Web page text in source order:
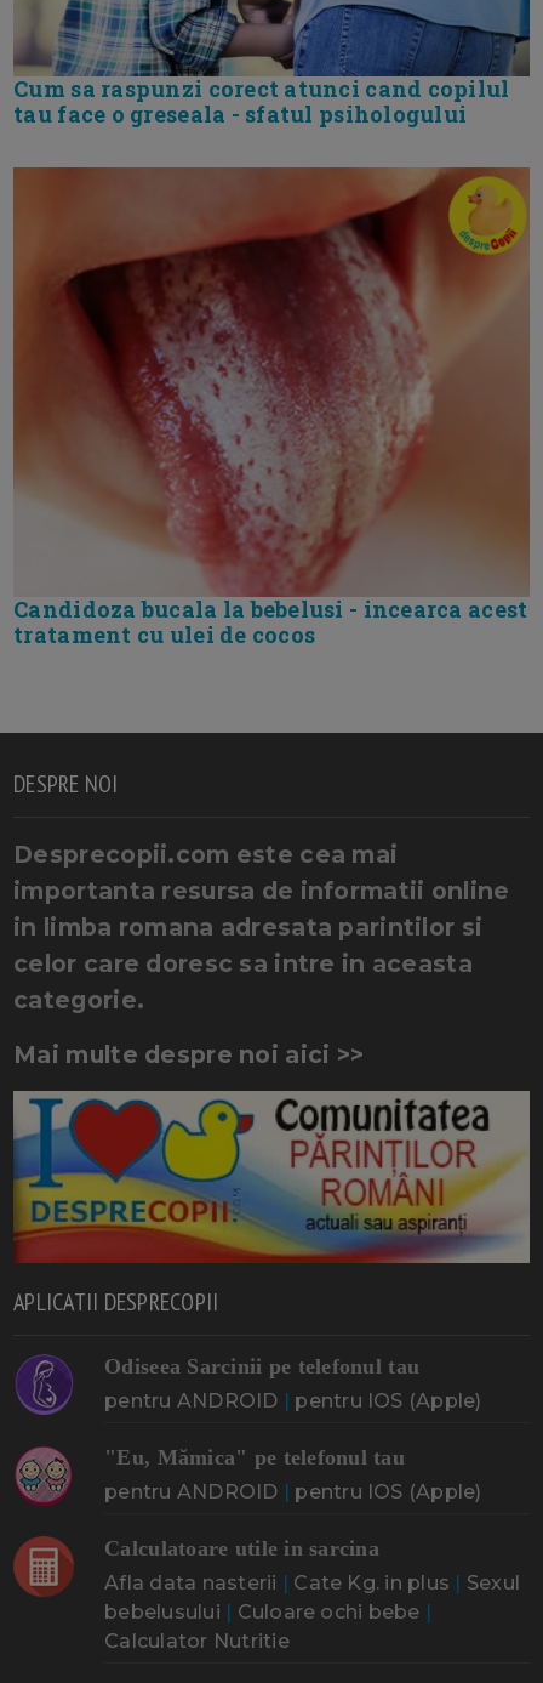
Cum sa raspunzi corect atunci cand copilul
tau face o greseala - sfatul psihologului
Candidoza bucala la bebelusi - incearca acest
tratament cu ulei de cocos
DESPRE NOI
Desprecopii.com este cea mai
importanta resursa de informatii online
in limba romana adresata parintilor si
celor care doresc sa intre in aceasta
categorie.
Mai multe despre noi aici >>
APLICATII DESPRECOPII
Odiseea Sarcinii pe telefonul tau
pentru ANDROID | pentru IOS (Apple)
"Eu, Mămica" pe telefonul tau
pentru ANDROID | pentru IOS (Apple)
Calculatoare utile in sarcina
Afla data nasterii | Cate Kg. in plus | Sexul
bebelusului | Culoare ochi bebe |
Calculator Nutritie